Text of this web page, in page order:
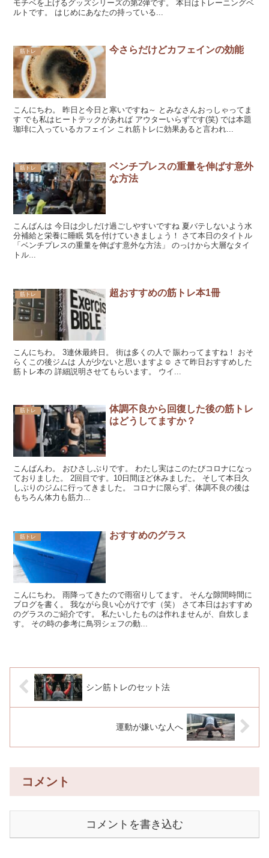
モチベを上げるグッズシリーズの第2弾です。 本日はトレーニングベ
ルトです。 はじめにあなたの持っている...
筋トレ 今さらだけどカフェインの効能
こんにちわ。 昨日と今日と寒いですね～ とみなさんおっしゃってま
す でも私はヒートテックがあれば アウターいらずです(笑) では本題
珈琲に入っているカフェイン これ筋トレに効果あると言われ...
筋トレ
ベンチプレスの重量を伸ばす意外
な方法
こんばんは 今日は少しだけ過ごしやすいですね 夏バテしないよう水
分補給と栄養に睡眠 気を付けていきましょう！ さて本日のタイトル
「ベンチプレスの重量を伸ばす意外な方法」 のっけから大層なタイ
トル...
筋トレ 超おすすめの筋トレ本1冊
こんにちわ。 3連休最終日。 街は多くの人で 賑わってますね！ おそ
らくこの後ジムは 人が少ないと思いますよ☺ さて昨日おすすめした
筋トレ本の 詳細説明させてもらいます。 ウイ...
筋トレ
体調不良から回復した後の筋トレ
はどうしてますか？
こんばんわ。 おひさしぶりです。 わたし実はこのたびコロナになっ
ておりました。 2回目です。10日間ほど休みました。 そして本日久
しぶりのジムに行ってきました。 コロナに限らず、体調不良の後は
もちろん体力も筋力...
筋トレ おすすめのグラス
こんにちわ。 雨降ってきたので雨宿りしてます。 そんな隙間時間に
ブログを書く。 我ながら良い心がけです（笑） さて本日はおすすめ
のグラスのご紹介です。 私たいしたものは作れませんが、自炊しま
す。 その時の参考に鳥羽シェフの動...
シン筋トレのセット法
運動が嫌いな人へ
コメント
コメントを書き込む